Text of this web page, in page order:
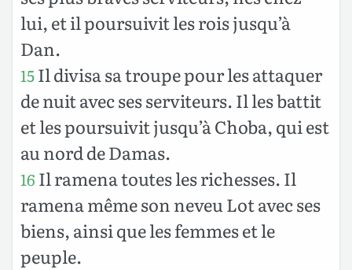
lui, et il poursuivit les rois jusqu’à
Dan.
15Il divisa sa troupe pour les attaquer
de nuit avec ses serviteurs. Il les battit
et les poursuivit jusqu’à Choba, qui est
au nord de Damas.
16 Il ramena toutes les richesses. Il
ramena même son neveu Lot avec ses
biens, ainsi que les femmes et le
peuple.